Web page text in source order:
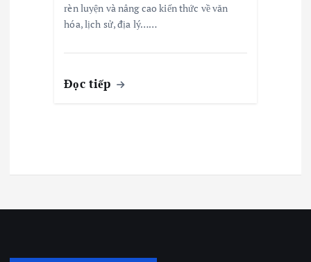
rèn luyện và nâng cao kiến thức về văn
hóa, lịch sử, địa lý……
Đọc tiếp